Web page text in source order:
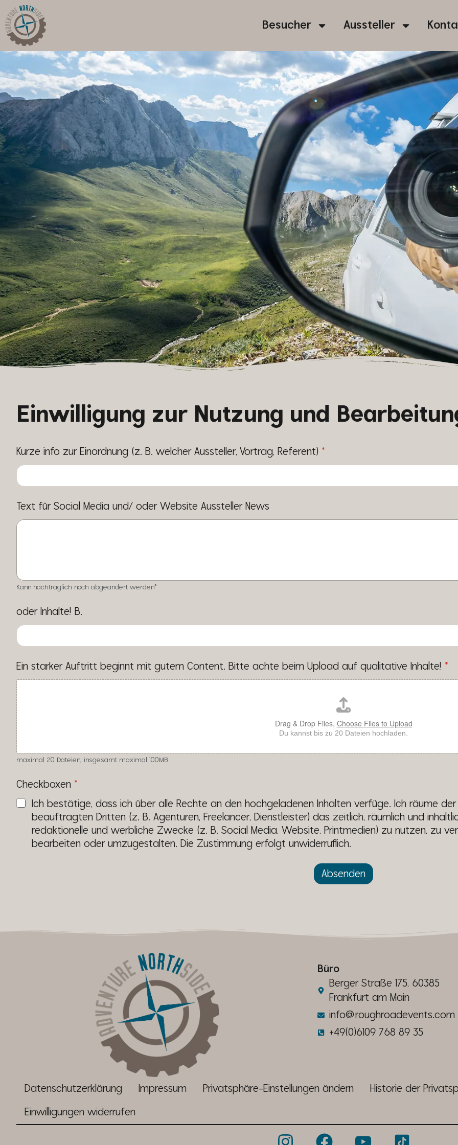
Besucher Aussteller
Einwilligung zur Nutzung und
Kurze info zur Einordnung (z. B. welcher Aussteller, Vortrag, Referent) *
Text für Social Media und/ oder Website Aussteller News
Kann nachträglich noch abgeändert werden*
oder Inhalte! B.
Ein starker Auftritt beginnt mit gutem Content. Bitte achte beim Upload auf qualitative Inhalte! *
Drag & Drop Files, Choose Files to Upload
Du kannst bis zu 20 Dateien hochladen.
maximal 20 Dateien, insgesamt maximal 100MB
Checkboxen *
Ich bestätige, dass ich über alle Rechte an den hochgeladenen Inhalten verfüge. Ich räume
beauftragten Dritten (z. B. Agenturen, Freelancer, Dienstleister) das zeitlich, räumlich und
redaktionelle und werbliche Zwecke (z. B. Social Media, Website, Printmedien) zu nutzen, zu
bearbeiten oder umzugestalten. Die Zustimmung erfolgt unwiderruflich.
Absenden
Büro
Berger Straße 175, 60385
Frankfurt am Main
info@roughroadevents.com
+49(0)6109 768 89 35
Datenschutzerklärung Impressum Privatsphäre-Einstellungen ändern
Historie der
Einwilligungen widerrufen